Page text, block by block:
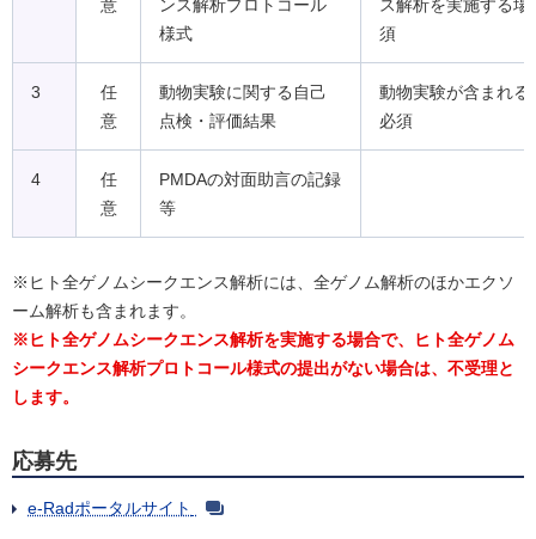
意
ンス解析プロトコール
様式
ス解析を実施する場
須
3
任
意
動物実験に関する自己
点検・評価結果
動物実験が含まれる
必須
4
任
意
PMDAの対面助言の記録
等
※ヒト全ゲノムシークエンス解析には、全ゲノム解析のほかエクソ
ーム解析も含まれます。
※ヒト全ゲノムシークエンス解析を実施する場合で、ヒト全ゲノム
シークエンス解析プロトコール様式の提出がない場合は、不受理と
します。
応募先
e-Radポータルサイト